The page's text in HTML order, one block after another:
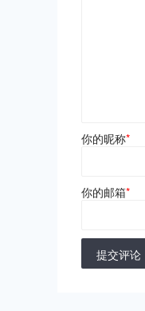
你的昵称*
你的邮箱*
提交评论